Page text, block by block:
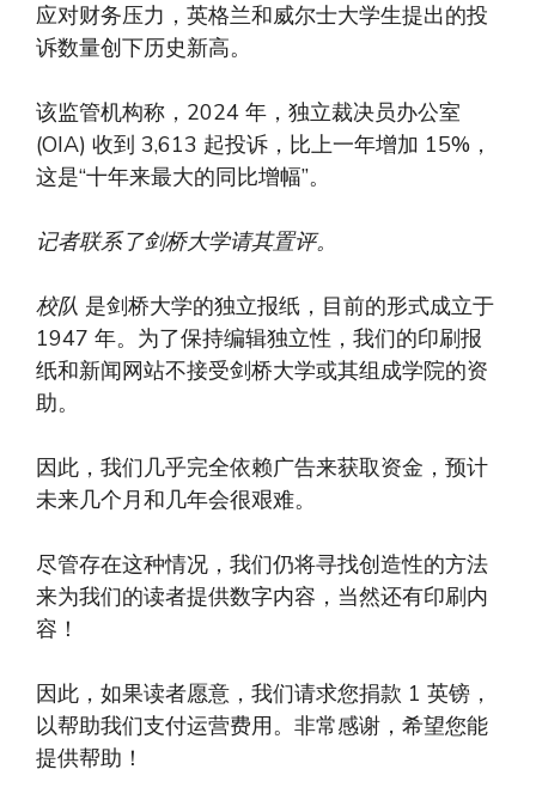
应对财务压力，英格兰和威尔士大学生提出的投
诉数量创下历史新高。
该监管机构称，2024 年，独立裁决员办公室
(OIA) 收到 3,613 起投诉，比上一年增加 15%，
这是“十年来最大的同比增幅”。
记者联系了剑桥大学请其置评。
校队 是剑桥大学的独立报纸，目前的形式成立于
1947 年。为了保持编辑独立性，我们的印刷报
纸和新闻网站不接受剑桥大学或其组成学院的资
助。
因此，我们几乎完全依赖广告来获取资金，预计
未来几个月和几年会很艰难。
尽管存在这种情况，我们仍将寻找创造性的方法
来为我们的读者提供数字内容，当然还有印刷内
容！
因此，如果读者愿意，我们请求您捐款 1 英镑，
以帮助我们支付运营费用。非常感谢，希望您能
提供帮助！